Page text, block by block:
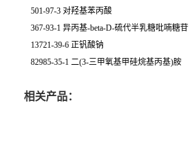
501-97-3 对羟基苯丙酸
367-93-1 异丙基-beta-D-硫代半乳糖吡喃糖苷
13721-39-6 正钒酸钠
82985-35-1 二(3-三甲氧基甲硅烷基丙基)胺
相关产品：